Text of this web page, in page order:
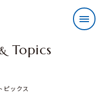
Topics
ピックス